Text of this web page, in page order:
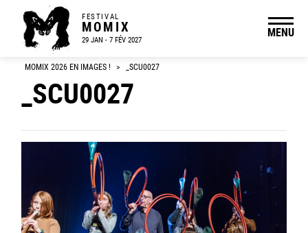
FESTIVAL
MOMIX
29 JAN - 7 FÉV 2027
MENU
MOMIX 2026 EN IMAGES ! > _SCU0027
_SCU0027